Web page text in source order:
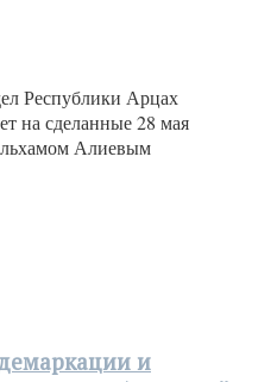
Республики Арцах
на сделанные 28 мая
Алиевым
и